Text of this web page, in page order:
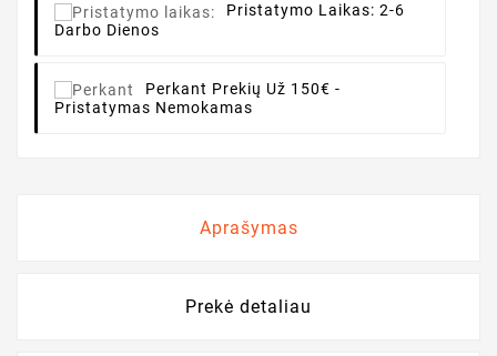
Pristatymo Laikas: 2-6
Darbo Dienos
Perkant Prekių Už 150€ -
Pristatymas Nemokamas
Aprašymas
Prekė detaliau